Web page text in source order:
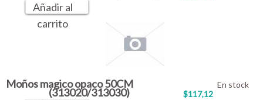
Añadir al
carrito
Moños magico opaco 50CM
(313020/313030) $117,12
En stock